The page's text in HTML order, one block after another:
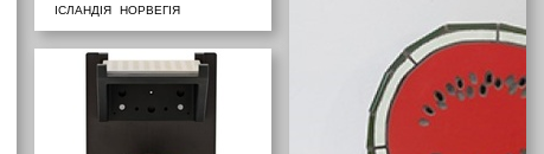
ІСЛАНДІЯ
НОРВЕГІЯ